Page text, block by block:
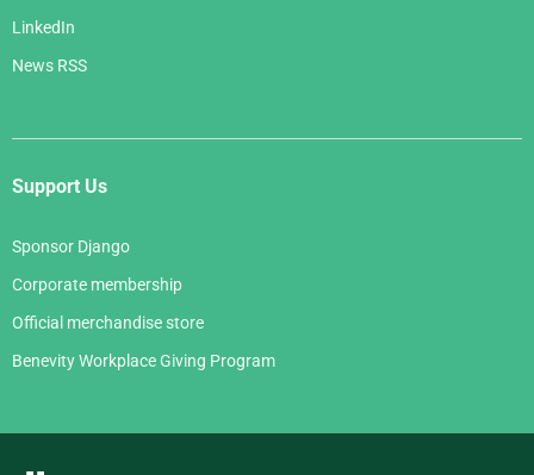
LinkedIn
News RSS
Support Us
Sponsor Django
Corporate membership
Official merchandise store
Benevity Workplace Giving Program